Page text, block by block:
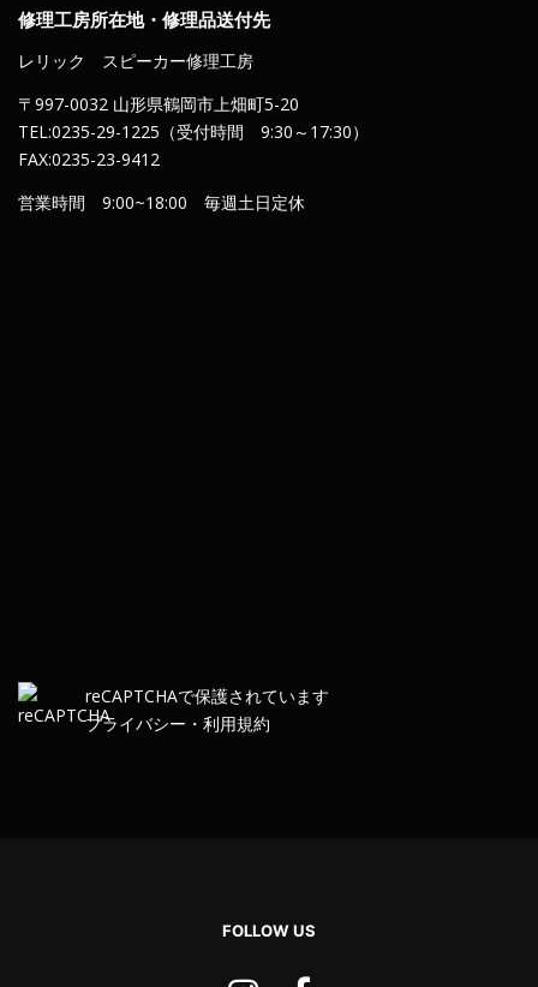
修理工房所在地・修理品送付先
レリック スピーカー修理工房
〒997-0032 山形県鶴岡市上畑町5-20
TEL:0235-29-1225（受付時間 9:30～17:30）
FAX:0235-23-9412
営業時間 9:00~18:00 毎週土日定休
reCAPTCHAで保護されています
プライバシー ・ 利用規約
FOLLOW US